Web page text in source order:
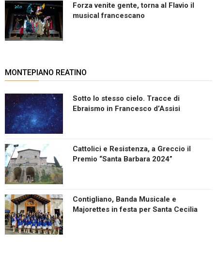
Forza venite gente, torna al Flavio il
musical francescano
MONTEPIANO REATINO
Sotto lo stesso cielo. Tracce di
Ebraismo in Francesco d’Assisi
Cattolici e Resistenza, a Greccio il
Premio “Santa Barbara 2024”
Contigliano, Banda Musicale e
Majorettes in festa per Santa Cecilia